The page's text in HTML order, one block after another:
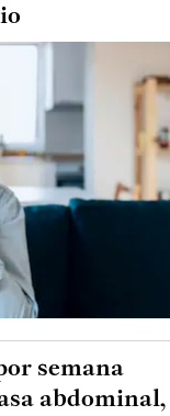
semana
abdominal,